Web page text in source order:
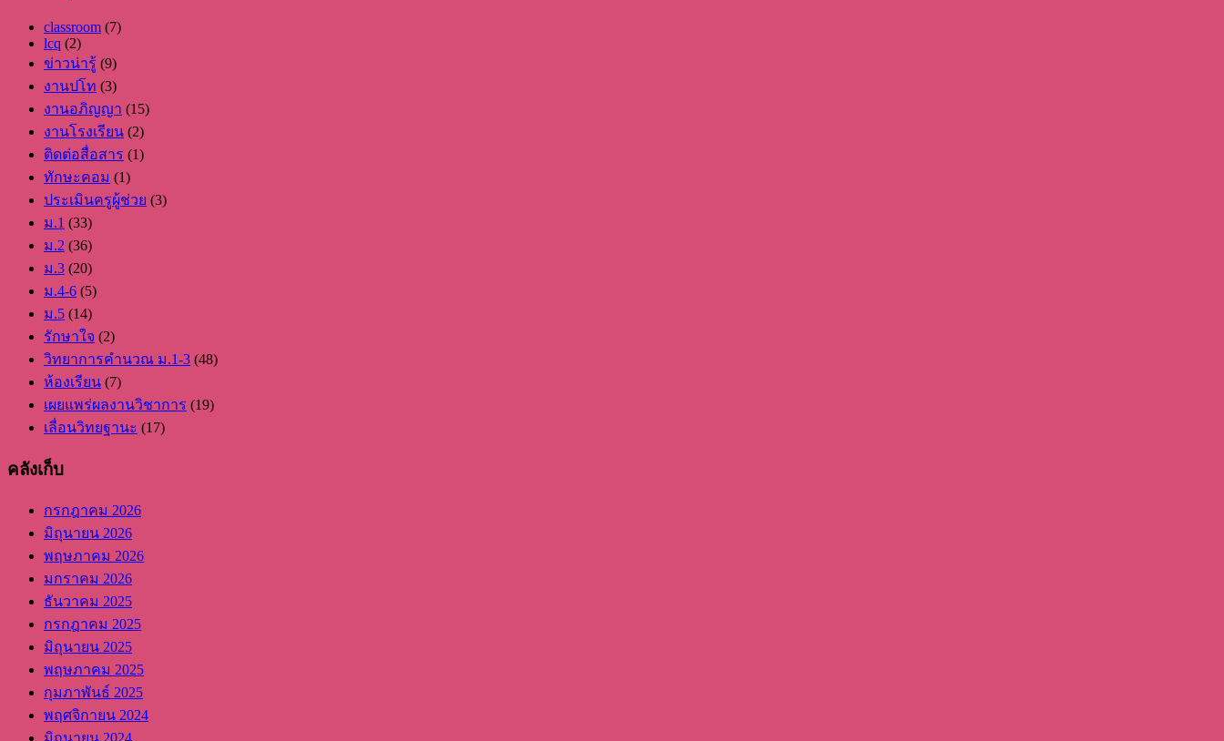
classroom (7)
lcq (2)
ข่าวน่ารู้ (9)
งานปโท (3)
งานอภิญญา (15)
งานโรงเรียน (2)
ติดต่อสื่อสาร (1)
ทักษะคอม (1)
ประเมินครูผู้ช่วย (3)
ม.1 (33)
ม.2 (36)
ม.3 (20)
ม.4-6 (5)
ม.5 (14)
รักษาใจ (2)
วิทยาการคำนวณ ม.1-3 (48)
ห้องเรียน (7)
เผยแพร่ผลงานวิชาการ (19)
เลื่อนวิทยฐานะ (17)
คลังเก็บ
กรกฎาคม 2026
มิถุนายน 2026
พฤษภาคม 2026
มกราคม 2026
ธันวาคม 2025
กรกฎาคม 2025
มิถุนายน 2025
พฤษภาคม 2025
กุมภาพันธ์ 2025
พฤศจิกายน 2024